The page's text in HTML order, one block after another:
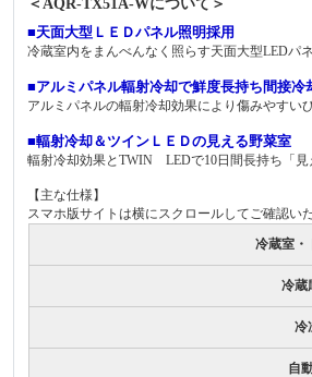
＜AQR-TX51A-Wについて＞
■天面大型ＬＥＤパネル照明採用
冷蔵室内をまんべんなく照らす天面大型LEDパ
■アルミパネル輻射冷却で鮮度長持ち間接冷
アルミパネルの輻射冷却効果により傷みやすい
■輻射冷却＆ツインＬＥＤの見える野菜室
輻射冷却効果とTWIN LEDで10日間長持ち「見
【主な仕様】
スマホ版サイトは横にスクロールしてご確認い
冷蔵室・
冷蔵
冷
自